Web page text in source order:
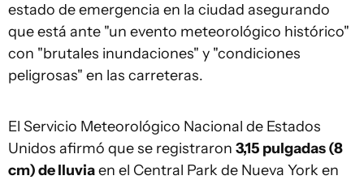
estado de emergencia en la ciudad asegurando
que está ante "un evento meteorológico histórico"
con "brutales inundaciones" y "condiciones
peligrosas" en las carreteras.
El Servicio Meteorológico Nacional de Estados
Unidos afirmó que se registraron 3,15 pulgadas (8
cm) de lluviaen el Central Park de Nueva York en